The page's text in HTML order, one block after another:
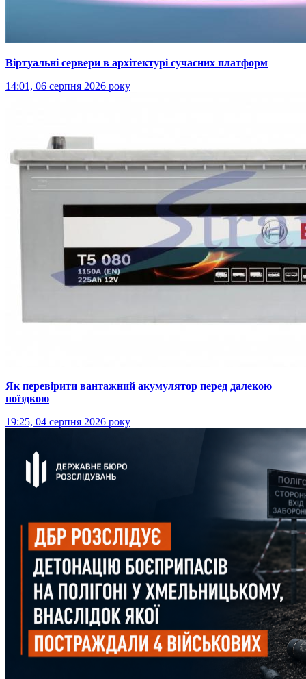
Віртуальні сервери в архітектурі сучасних платформ
14:01, 06 серпня 2026 року
Як перевірити вантажний акумулятор перед далекою
поїздкою
19:25, 04 серпня 2026 року